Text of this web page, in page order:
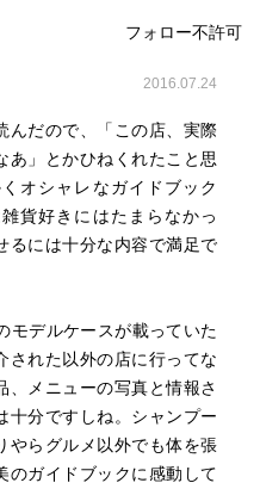
フォロー不許可
2016.07.24
んだので、「この店、実際
あ」とかひねくれたこと思
オシャレなガイドブック
貨好きにはたまらなかっ
るには十分な内容で満足で
モデルケースが載っていた
された以外の店に行ってな
、メニューの写真と情報さ
十分ですしね。シャンプー
やらグルメ以外でも体を張
のガイドブックに感動して